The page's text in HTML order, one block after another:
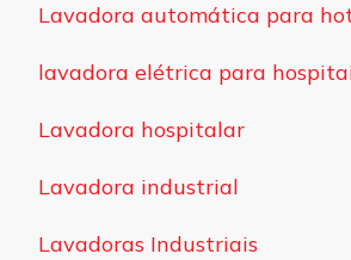
Lavadora automática para
lavadora elétrica para
Lavadora hospitalar
Lavadora industrial
Lavadoras Industriais